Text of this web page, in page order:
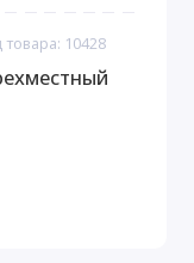
товара: 10428